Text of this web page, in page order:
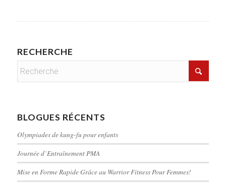
RECHERCHE
BLOGUES RÉCENTS
Olympiades de kung-fu pour enfants
Journée d’Entraînement PMA
Mise en Forme Rapide Grâce au Warrior Fitness Pour Femmes!